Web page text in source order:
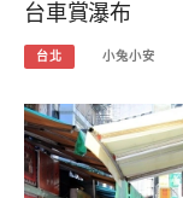
台車賞瀑布
台北 小兔小安